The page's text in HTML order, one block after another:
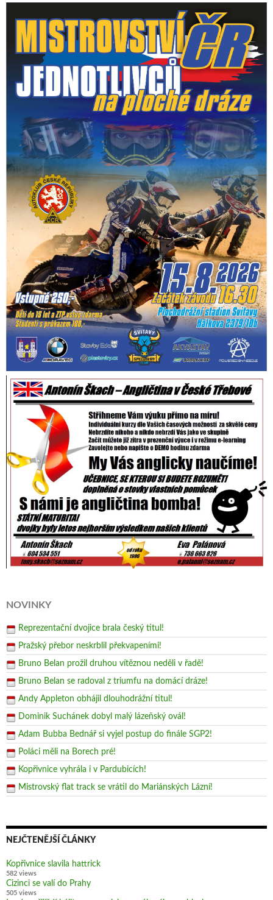
NOVINKY
Reprezentační dvojice brala český titul!
Pražský přebor neskrblil překvapeními!
Bruno Belan prožil druhou vítěznou neděli v řadě!
Bruno Belan se radoval z triumfu na domácí dráze!
Andy Appleton obhájil dlouhodrážní titul!
Dominik Suchánek dobyl malý lázeňský ovál!
Adam Bubba Bednář si vyjel postup do finále SGP2!
Poláci měli na Borech pré!
Kopřivnice vyhrála i v Pardubicích!
Mistrovský flat track se vrátil do Mariánských Lázní!
NEJČTENĚJŠÍ ČLÁNKY
Kopřivnice slavila hattrick
582 views
Cizinci se valí do Prahy
505 views